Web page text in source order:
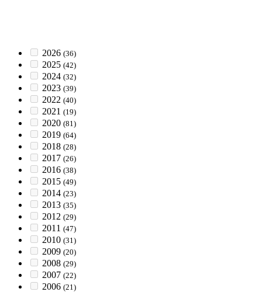
2026 (36)
2025 (42)
2024 (32)
2023 (39)
2022 (40)
2021 (19)
2020 (81)
2019 (64)
2018 (28)
2017 (26)
2016 (38)
2015 (49)
2014 (23)
2013 (35)
2012 (29)
2011 (47)
2010 (31)
2009 (20)
2008 (29)
2007 (22)
2006 (21)